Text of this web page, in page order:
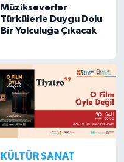
Müzikseverler
Türkülerle Duygu Dolu
Bir Yolculuğa Çıkacak
KÜLTÜR SANAT